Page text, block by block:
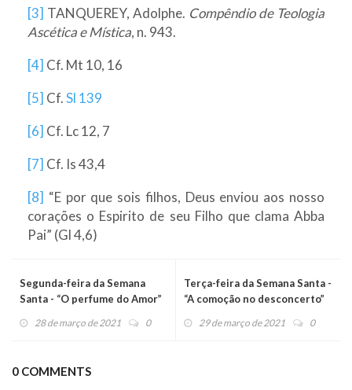
[3] TANQUEREY, Adolphe. Compêndio de Teologia
Ascética e Mística, n. 943.
[4] Cf. Mt 10, 16
[5] Cf.Sl 139
[6] Cf. Lc 12, 7
[7] Cf. Is 43,4
[8] “E por que sois filhos, Deus enviou aos nosso
corações o Espirito de seu Filho que clama Abba
Pai” (Gl 4,6)
Segunda-feira da Semana
Santa - “O perfume do Amor”
28 de março de 2021 0
Terça-feira da Semana Santa -
“A comoção no desconcerto”
29 de março de 2021 0
0 COMMENTS